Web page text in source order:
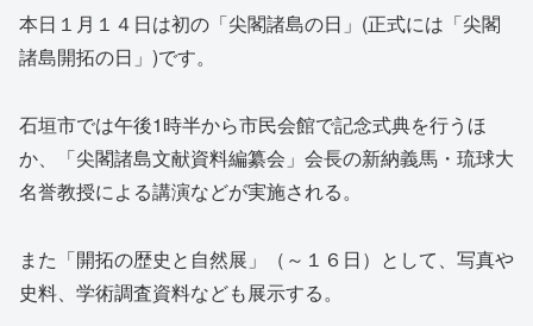
本日１月１４日は初の「尖閣諸島の日」(正式には「尖閣
諸島開拓の日」)です。
石垣市では午後1時半から市民会館で記念式典を行うほ
か、「尖閣諸島文献資料編纂会」会長の新納義馬・琉球大
名誉教授による講演などが実施される。
また「開拓の歴史と自然展」（～１６日）として、写真や
史料、学術調査資料なども展示する。